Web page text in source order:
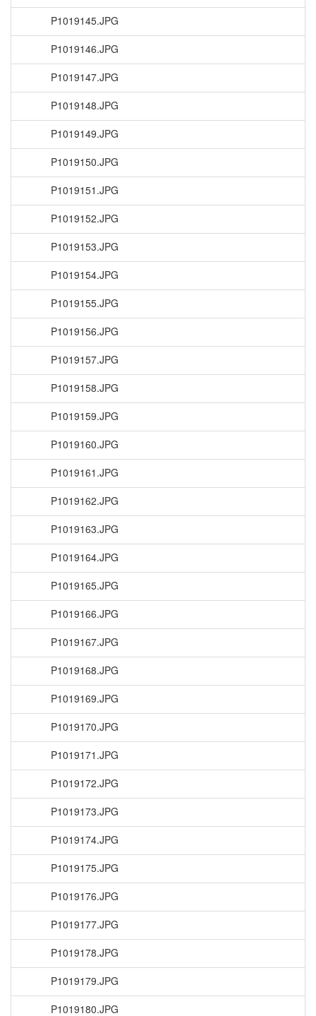
P1019145.JPG
P1019146.JPG
P1019147.JPG
P1019148.JPG
P1019149.JPG
P1019150.JPG
P1019151.JPG
P1019152.JPG
P1019153.JPG
P1019154.JPG
P1019155.JPG
P1019156.JPG
P1019157.JPG
P1019158.JPG
P1019159.JPG
P1019160.JPG
P1019161.JPG
P1019162.JPG
P1019163.JPG
P1019164.JPG
P1019165.JPG
P1019166.JPG
P1019167.JPG
P1019168.JPG
P1019169.JPG
P1019170.JPG
P1019171.JPG
P1019172.JPG
P1019173.JPG
P1019174.JPG
P1019175.JPG
P1019176.JPG
P1019177.JPG
P1019178.JPG
P1019179.JPG
P1019180.JPG